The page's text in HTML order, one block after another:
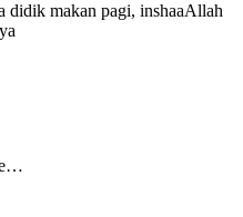
didik makan pagi, inshaaAllah